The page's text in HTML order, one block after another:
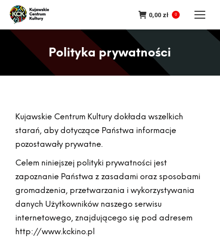
0,00 zł 0
Polityka prywatności
Kujawskie Centrum Kultury dokłada wszelkich
starań, aby dotyczące Państwa informacje
pozostawały prywatne.
Celem niniejszej polityki prywatności jest
zapoznanie Państwa z zasadami oraz sposobami
gromadzenia, przetwarzania i wykorzystywania
danych Użytkowników naszego serwisu
internetowego, znajdującego się pod adresem
http://www.kckino.pl